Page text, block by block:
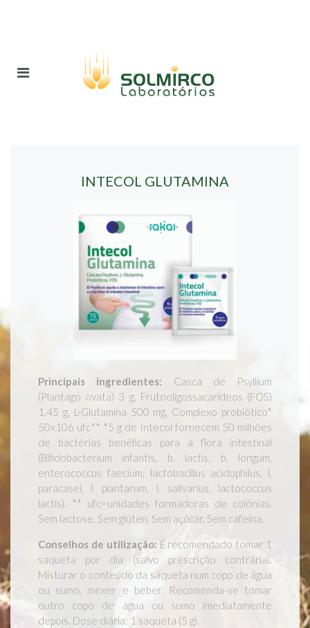
INTECOL GLUTAMINA
Principais ingredientes: Casca de Psyllium
(Plantago ovata) 3 g, Frutooligossacarídeos (FOS)
1,45 g, L-Glutamina 500 mg, Complexo probiótico*
50x106 ufc** *5 g de Intecol fornecem 50 milhões
de bactérias benéficas para a flora intestinal
(Bifidobacterium infantis, b. lactis, b. longum,
enterococcus faecium, lactobacillus acidophilus, l.
paracasei, l. plantarum, l. salivarius, lactococcus
lactis). ** ufc=unidades formadoras de colónias.
Sem lactose. Sem glúten. Sem açúcar. Sem cafeína.
Conselhos de utilização: É recomendado tomar 1
saqueta por dia (salvo prescrição contrária).
Misturar o conteúdo da saqueta num copo de água
ou sumo, mexer e beber. Recomenda-se tomar
outro copo de água ou sumo imediatamente
depois. Dose diária: 1 saqueta (5 g).